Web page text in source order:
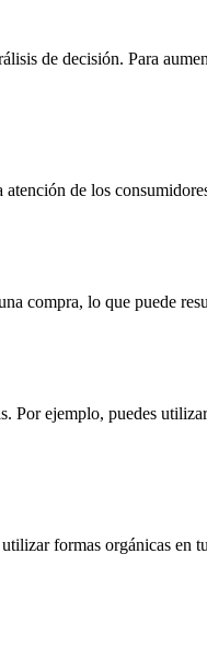
de decisión. Para
de los
compra, lo que puede
ejemplo, puedes
formas orgánicas